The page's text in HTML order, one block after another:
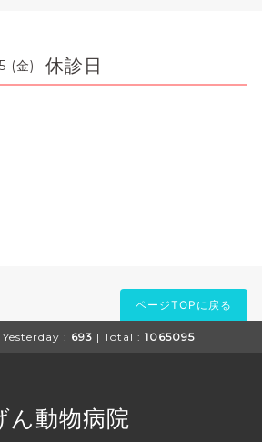
(金) 休診日
ページTOPに戻る
Yesterday : 693 | Total : 1065095
ん動物病院